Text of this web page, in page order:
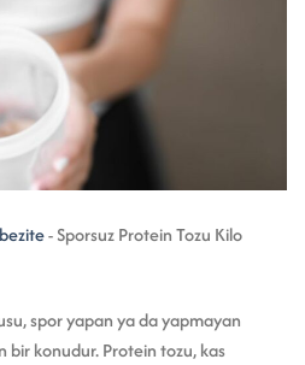
-Sporsuz Protein Tozu Kilo
spor yapan ya da yapmayan
bir konudur. Protein tozu, kas